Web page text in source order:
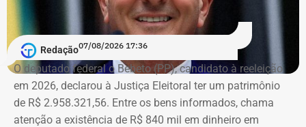
A acusação afirma que esses canais passaram a
apresentar Crivella como responsável direto por obras,
serviços e programas públicos. Um exemplo disso,
segundo a Ação Popular, foram as publicações em que
Crivella aparece anunciando entregas de obras e
reformas de praças, além de mensagens em primeira
Redação07/08/2026 17:36
O deputado federal o Bebeto (PP), candidato à reeleição
em 2026, declarou à Justiça Eleitoral ter um patrimônio
de R$ 2.958.321,56. Entre os bens informados, chama
atenção a existência de R$ 840 mil em dinheiro em